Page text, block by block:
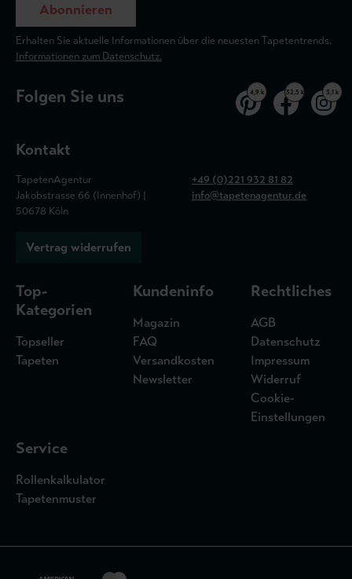
Abonnieren
Erhalten Sie aktuelle Informationen über die neuesten Tapetentrends.
Informationen zum Datenschutz.
Folgen Sie uns 4,9 k 32,5 k 3,1 k
Kontakt
TapetenAgentur
Jakobstrasse 66 (Innenhof) |
50678 Köln
+49 (0)221 932 81 82
info@tapetenagentur.de
Vertrag widerrufen
Top-
Kategorien
Topseller
Tapeten
Kundeninfo
Magazin
FAQ
Versandkosten
Newsletter
Rechtliches
AGB
Datenschutz
Impressum
Widerruf
Cookie-
Einstellungen
Service
Rollenkalkulator
Tapetenmuster